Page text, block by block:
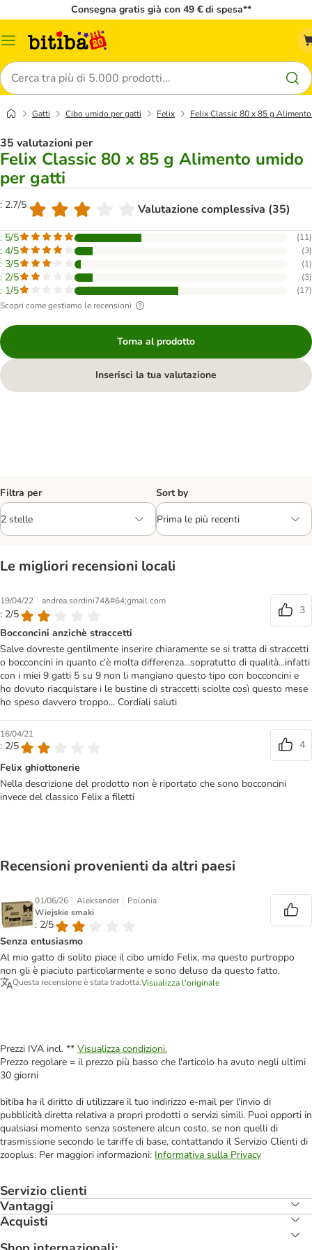
Consegna gratis già con 49 € di spesa**
Overview
Cerca
Gatti Cibo umido per gatti Felix Felix Classic 80 x 85 g
35 valutazioni per
Felix Classic 80 x 85 g Alimento umido
per gatti
: 2.7/5 Valutazione complessiva (35)
: 5/5 (11)
: 4/5 (3)
: 3/5 (1)
: 2/5 (3)
: 1/5 (17)
Scopri come gestiamo le recensioni
Torna al prodotto
Inserisci la tua valutazione
Filtra per Sort by
Le migliori recensioni locali
19/04/22 | andrea.sordini74&#64;gmail.com
: 2/5
3
Bocconcini anzichè straccetti
Salve dovreste gentilmente inserire chiaramente se si tratta di straccetti
o bocconcini in quanto c'è molta differenza...sopratutto di qualità...infatti
con i miei 9 gatti 5 su 9 non li mangiano questo tipo con bocconcini e
ho dovuto riacquistare i le bustine di straccetti sciolte così questo mese
ho speso davvero troppo... Cordiali saluti
16/04/21
: 2/5
4
Felix ghiottonerie
Nella descrizione del prodotto non è riportato che sono bocconcini
invece del classico Felix a filetti
Recensioni provenienti da altri paesi
01/06/26 | Aleksander | Polonia
Wiejskie smaki
: 2/5
Senza entusiasmo
Al mio gatto di solito piace il cibo umido Felix, ma questo purtroppo
non gli è piaciuto particolarmente e sono deluso da questo fatto.
Questa recensione è stata tradotta.Visualizza l'originale
Prezzi IVA incl. ** Visualizza condizioni.
Prezzo regolare = il prezzo più basso che l'articolo ha avuto negli ultimi
30 giorni
bitiba ha il diritto di utilizzare il tuo indirizzo e-mail per l'invio di
pubblicità diretta relativa a propri prodotti o servizi simili. Puoi opporti in
qualsiasi momento senza sostenere alcun costo, se non quelli di
trasmissione secondo le tariffe di base, contattando il Servizio Clienti di
zooplus. Per maggiori informazioni: Informativa sulla Privacy
Servizio clienti
Vantaggi
Acquisti